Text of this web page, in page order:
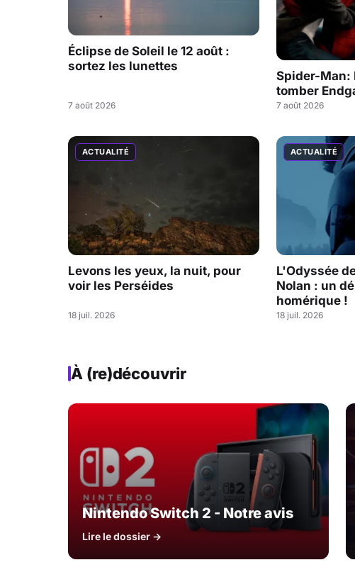
Éclipse de Soleil le 12 août :
sortez les lunettes
7 août 2026
Spider-Man:
tomber
7 août 2026
ACTUALITÉ
Levons les yeux, la nuit, pour
voir les Perséides
18 juil. 2026
ACTUALITÉ
L'Odyssée
Nolan : un
homérique !
18 juil. 2026
À (re)découvrir
Nintendo Switch 2 - Notre avis
Lire le dossier →